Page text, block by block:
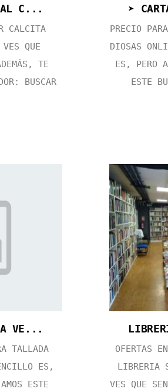
C...
CALCITA
QUE
TE
BUSCAR
➤
PRECIO
DIOSAS
ES, PERO
ESTE
VE...
TALLADA
ES,
ESTE
OFERTAS
LIBRERIA
VES QUE